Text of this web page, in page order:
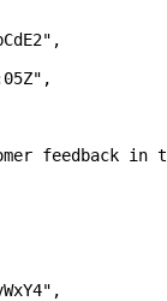
,
,
feedback
,